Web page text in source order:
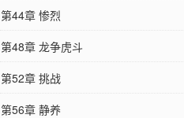
第44章 惨烈
第48章 龙争虎斗
第52章 挑战
第56章 静养